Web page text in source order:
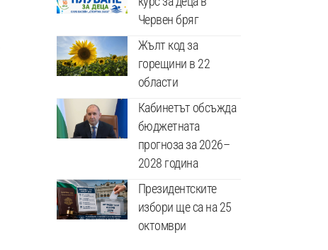
Червен бряг
Жълт код за
горещини в 22
области
Кабинетът обсъжда
бюджетната
прогноза за 2026–
2028 година
Президентските
избори ще са на 25
октомври